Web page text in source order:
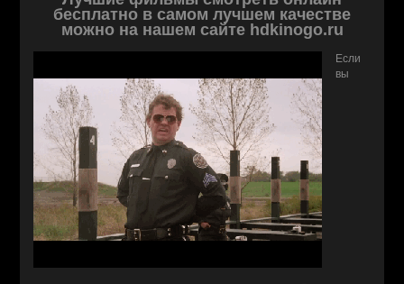
бесплатно в самом лучшем качестве
можно на нашем сайте hdkinogo.ru
Если
вы